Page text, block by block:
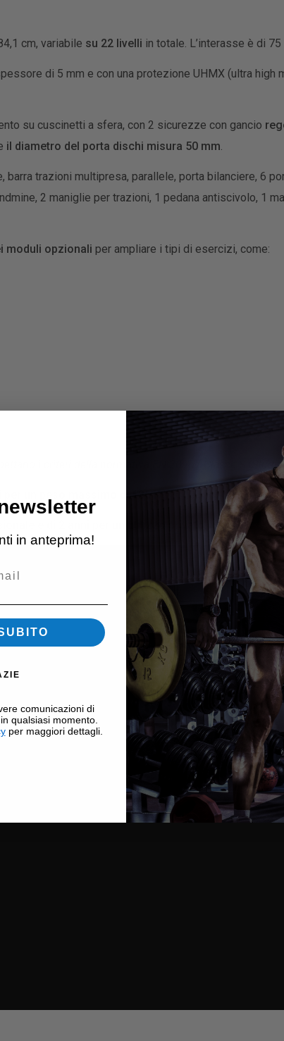
cm, variabile su 22 livelli in totale. L’interasse è di 75
di 5 mm e con una protezione UHMX (ultra high
su cuscinetti a sfera, con 2 sicurezze con gancio
il diametro del porta dischi misura 50 mm.
trazioni multipresa, parallele, porta bilanciere, 6
2 maniglie per trazioni, 1 pedana antiscivolo, 1
moduli opzionali per ampliare i tipi di esercizi, come:
i criteri della normativa EN 20957 Classe S
e di 2 anni per un utilizzo privato.
in anteprima!
comunicazioni di
qualsiasi momento.
per maggiori dettagli.